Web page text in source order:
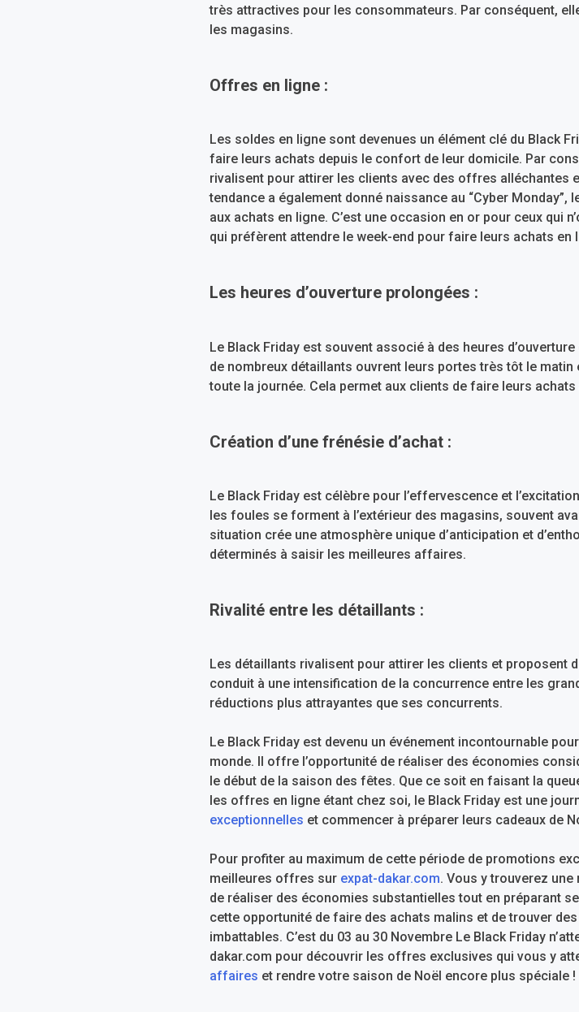
très attractives pour les consommateurs. Par conséquent,
les magasins.
Offres en ligne :
Les soldes en ligne sont devenues un élément clé du Black
faire leurs achats depuis le confort de leur domicile. Par
rivalisent pour attirer les clients avec des offres alléchantes
tendance a également donné naissance au “Cyber Monday”,
aux achats en ligne. C’est une occasion en or pour ceux qui
qui préfèrent attendre le week-end pour faire leurs achats en
Les heures d’ouverture prolongées :
Le Black Friday est souvent associé à des heures
de nombreux détaillants ouvrent leurs portes très tôt le
toute la journée. Cela permet aux clients de faire leurs
Création d’une frénésie d’achat :
Le Black Friday est célèbre pour l’effervescence et
les foules se forment à l’extérieur des magasins, souvent
situation crée une atmosphère unique d’anticipation et
déterminés à saisir les meilleures affaires.
Rivalité entre les détaillants :
Les détaillants rivalisent pour attirer les clients et proposent
conduit à une intensification de la concurrence entre les
réductions plus attrayantes que ses concurrents.
Le Black Friday est devenu un événement incontournable
monde. Il offre l’opportunité de réaliser des économies
le début de la saison des fêtes. Que ce soit en faisant la
les offres en ligne étant chez soi, le Black Friday est une
exceptionnelles et commencer à préparer leurs cadeaux de
Pour profiter au maximum de cette période de promotions
meilleures offres sur expat-dakar.com. Vous y trouverez
de réaliser des économies substantielles tout en préparant
cette opportunité de faire des achats malins et de trouver
imbattables. C’est du 03 au 30 Novembre Le Black Friday
dakar.com pour découvrir les offres exclusives qui vous y
affaires et rendre votre saison de Noël encore plus spéciale !